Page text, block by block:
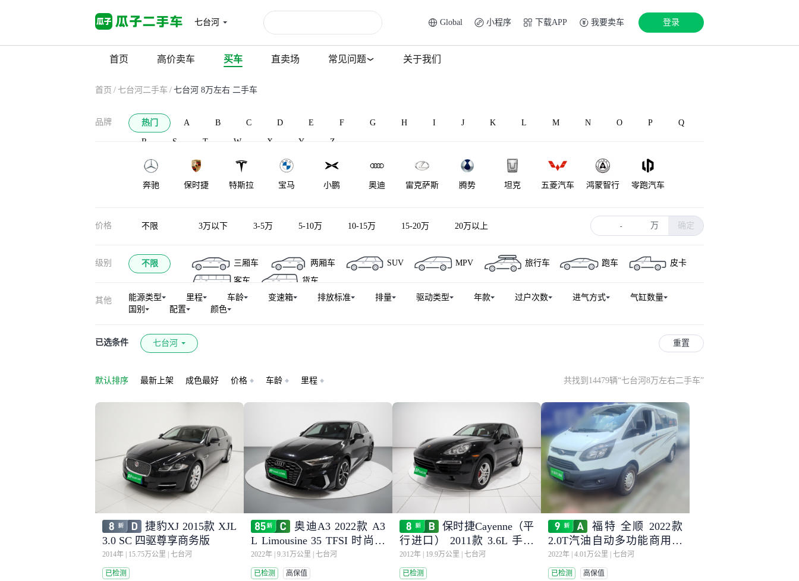
七台河 Global 小程序 下载APP 我要卖车 登录
首页 高价卖车 买车 直卖场 常见问题 关于我们
首页 / 七台河二手车 / 七台河 8万左右 二手车
品牌 热门 A B C D E F G H I J K L M N O P Q
R S T W X Y Z
奔驰 保时捷 特斯拉 宝马 小鹏 奥迪 雷克萨斯 腾势 坦克 五菱汽车 鸿蒙智行 零跑汽车
凯迪拉克 沃尔沃 大众 红旗 别克 理想汽车 蔚来
价格 不限 3万以下 3-5万 5-10万 10-15万 15-20万 20万以上 - 万 确定
级别 不限 三厢车 两厢车 SUV MPV 旅行车 跑车
皮卡
客车
货车
其他 能源类型 里程 车龄 变速箱 排放标准 排量 驱动类型 年款 过户次数 进气方式
气缸数量
国别
配置 颜色
已选条件 七台河 重置
默认排序 最新上架 成色最好 价格 车龄 里程 共找到14479辆“七台河8万左右二手车”
捷豹XJ 2015款 XJL
3.0 SC 四驱尊享商务版
2014年 15.75万公里 七台河
已检测
奥迪A3 2022款 A3
L Limousine 35 TFSI 时尚致
雅型
2022年 9.31万公里 七台河
已检测 高保值
保时捷Cayenne（平
行进口） 2011款 3.6L 手自
一体 美规版
2012年 19.9万公里 七台河
已检测
福特 全顺 2022款
2.0T汽油自动多功能商用车
中轴低顶双开尾门国VI
2022年 4.01万公里 七台河
已检测 高保值